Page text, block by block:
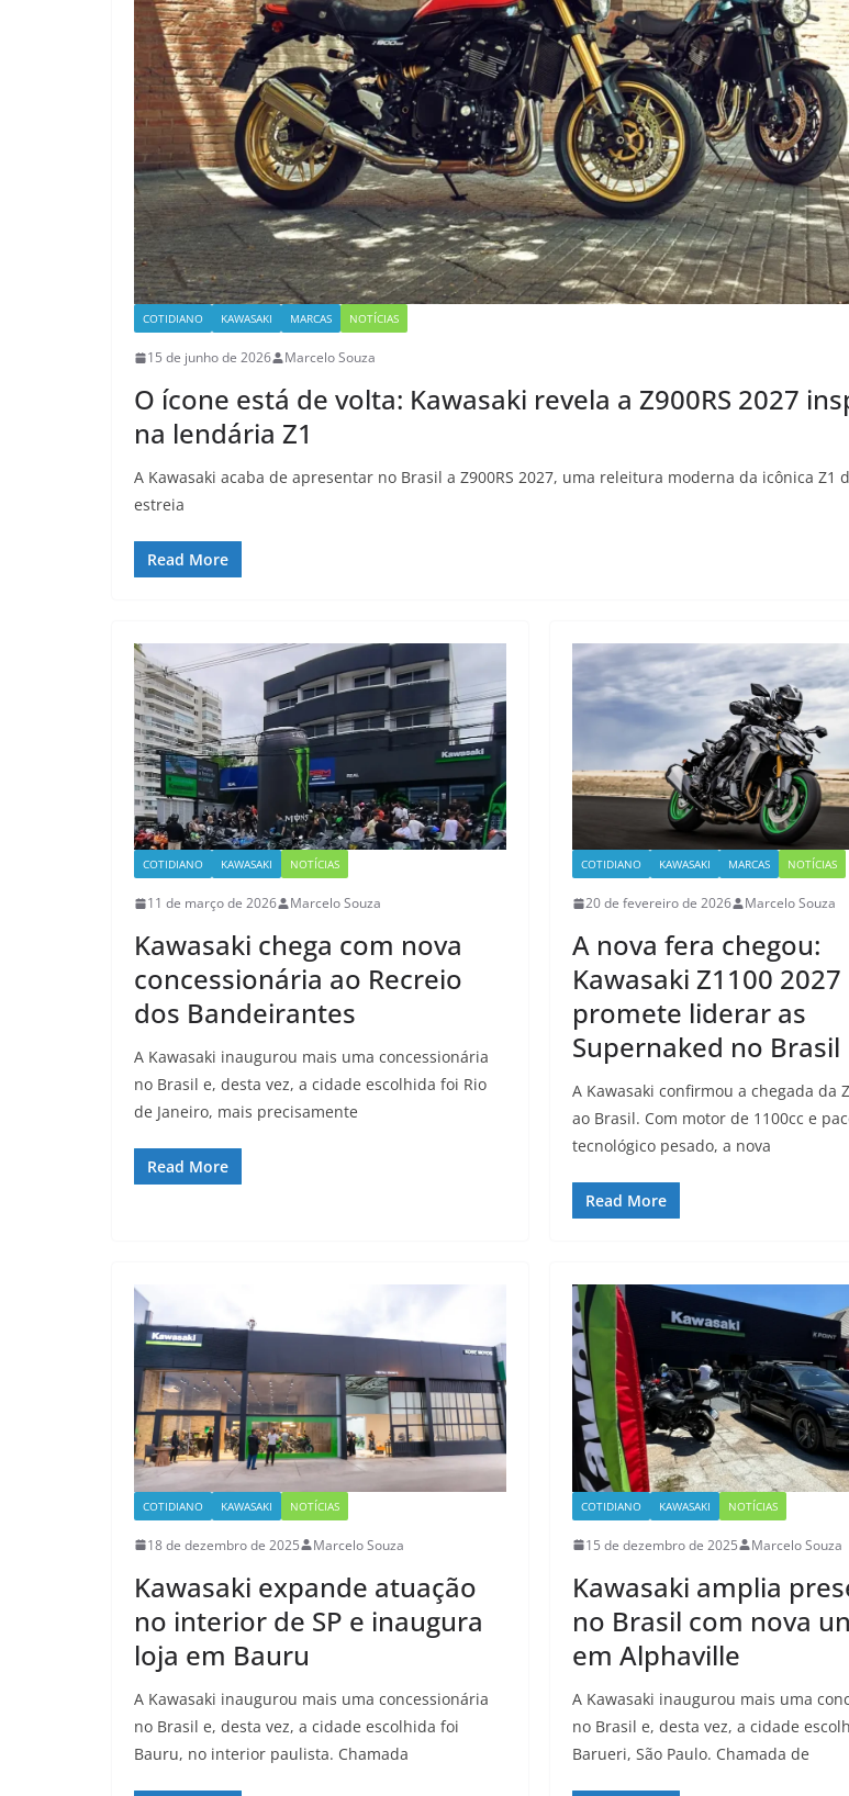
COTIDIANO KAWASAKI MARCAS NOTÍCIAS
15 de junho de 2026 Marcelo Souza
O ícone está de volta: Kawasaki revela a Z900RS 2027
na lendária Z1
A Kawasaki acaba de apresentar no Brasil a Z900RS 2027, uma releitura moderna da icônica Z1
estreia
Read More
COTIDIANO KAWASAKI NOTÍCIAS
11 de março de 2026 Marcelo Souza
Kawasaki chega com nova
concessionária ao Recreio
dos Bandeirantes
A Kawasaki inaugurou mais uma concessionária
no Brasil e, desta vez, a cidade escolhida foi Rio
de Janeiro, mais precisamente
Read More
COTIDIANO KAWASAKI MARCAS NOTÍCIAS
20 de fevereiro de 2026 Marcelo Souza
A nova fera chegou:
Kawasaki Z1100 2027
promete liderar as
Supernaked no Brasil
A Kawasaki confirmou a chegada da
ao Brasil. Com motor de 1100cc e
tecnológico pesado, a nova
Read More
COTIDIANO KAWASAKI NOTÍCIAS
18 de dezembro de 2025 Marcelo Souza
Kawasaki expande atuação
no interior de SP e inaugura
loja em Bauru
A Kawasaki inaugurou mais uma concessionária
no Brasil e, desta vez, a cidade escolhida foi
Bauru, no interior paulista. Chamada
COTIDIANO KAWASAKI NOTÍCIAS
15 de dezembro de 2025 Marcelo Souza
Kawasaki amplia
no Brasil com nova
em Alphaville
A Kawasaki inaugurou mais uma
no Brasil e, desta vez, a cidade
Barueri, São Paulo. Chamada de